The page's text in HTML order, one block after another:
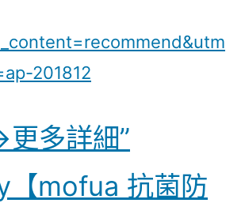
201812
多詳細”
【mofua 抗菌防